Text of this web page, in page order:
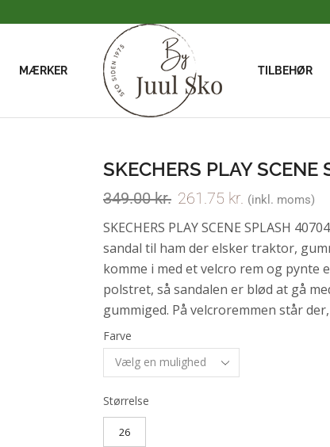
MÆRKER TILBEHØR
SKECHERS PLAY
349.00kr. 261.75 kr. (inkl. moms)
SKECHERS PLAY SCENE SPLASH
sandal til ham der elsker traktor,
komme i med et velcro rem og pynte
polstret, så sandalen er blød at gå
gummiged. På velcroremmen står
Farve
Størrelse
26